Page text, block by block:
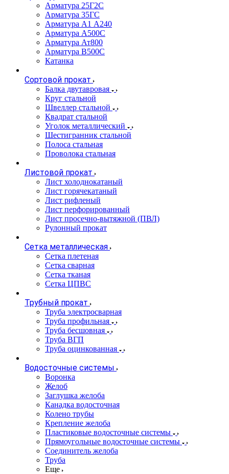
Арматура 25Г2С
Арматура 35ГС
Арматура А1 А240
Арматура А500С
Арматура Ат800
Арматура В500С
Катанка
Сортовой прокат
Балка двутавровая
Круг стальной
Швеллер стальной
Квадрат стальной
Уголок металлический
Шестигранник стальной
Полоса стальная
Проволока стальная
Листовой прокат
Лист холоднокатаный
Лист горячекатаный
Лист рифленый
Лист перфорированный
Лист просечно-вытяжной (ПВЛ)
Рулонный прокат
Сетка металлическая
Сетка плетеная
Сетка сварная
Сетка тканая
Сетка ЦПВС
Трубный прокат
Труба электросварная
Труба профильная
Труба бесшовная
Труба ВГП
Труба оцинкованная
Водосточные системы
Воронка
Желоб
Заглушка желоба
Канадка водосточная
Колено трубы
Крепление желоба
Пластиковые водосточные системы
Прямоугольные водосточные системы
Соединитель желоба
Труба
Еще